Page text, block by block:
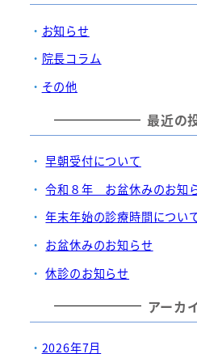
お知らせ
院長コラム
その他
最近の
早朝受付について
令和８年 お盆休みのお知
年末年始の診療時間につい
お盆休みのお知らせ
休診のお知らせ
アーカ
2026年7月